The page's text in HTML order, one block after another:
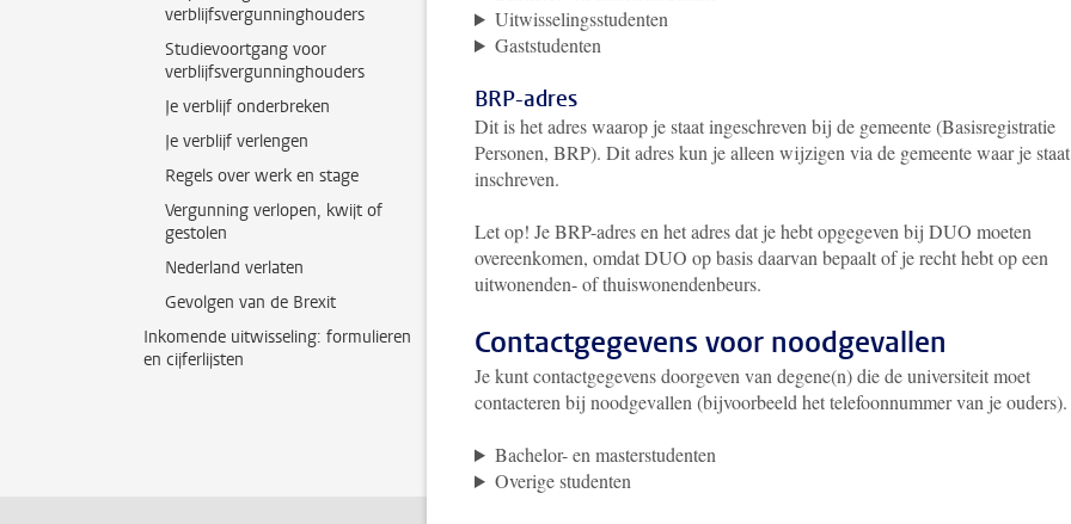
verblijfsvergunninghouders
Studievoortgang voor
verblijfsvergunninghouders
Je verblijf onderbreken
Je verblijf verlengen
Regels over werk en stage
Vergunning verlopen, kwijt of
gestolen
Nederland verlaten
Gevolgen van de Brexit
Inkomende uitwisseling: formulieren
en cijferlijsten
Uitwisselingsstudenten
Gaststudenten
BRP-adres
Dit is het adres waarop je staat ingeschreven bij de gemeente (Basisregistratie
Personen, BRP). Dit adres kun je alleen wijzigen via de gemeente waar je staat
inschreven.
Let op! Je BRP-adres en het adres dat je hebt opgegeven bij DUO moeten
overeenkomen, omdat DUO op basis daarvan bepaalt of je recht hebt op een
uitwonenden- of thuiswonendenbeurs.
Contactgegevens voor noodgevallen
Je kunt contactgegevens doorgeven van degene(n) die de universiteit moet
contacteren bij noodgevallen (bijvoorbeeld het telefoonnummer van je ouders).
Bachelor- en masterstudenten
Overige studenten